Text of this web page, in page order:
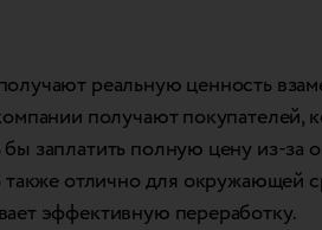
реальную ценность
получают покупателей,
заплатить полную цену из-за
также отлично для окружающей
эффективную переработку.